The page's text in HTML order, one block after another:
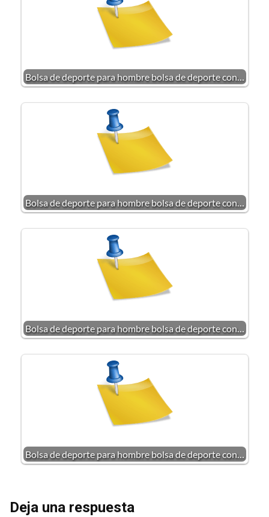
Bolsa de deporte para hombre bolsa de deporte con…
Bolsa de deporte para hombre bolsa de deporte con…
Bolsa de deporte para hombre bolsa de deporte con…
Bolsa de deporte para hombre bolsa de deporte con…
Deja una respuesta